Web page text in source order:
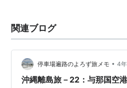
関連ブログ
停車場遍路のよろず旅メモ • 4
沖縄離島旅－22：与那国空